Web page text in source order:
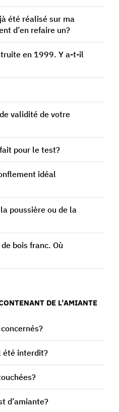
été réalisé sur ma
d’en refaire un?
en 1999. Y a-t-il
validité de votre
pour le test?
idéal
poussière ou de la
bois franc. Où
DE L’AMIANTE
été interdit?
d’amiante?